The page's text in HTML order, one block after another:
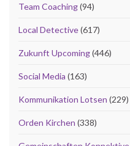
Team Coaching(94)
Local Detective(617)
Zukunft Upcoming(446)
Social Media (163)
Kommunikation Lotsen (229)
Orden Kirchen (338)